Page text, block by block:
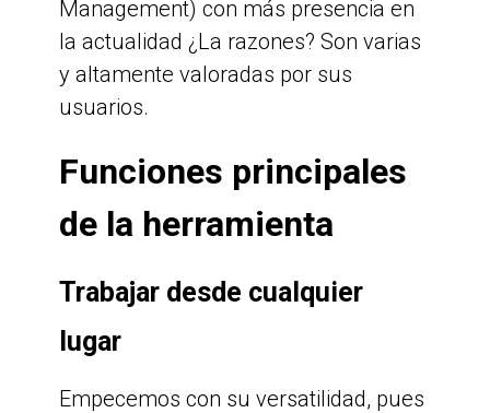
Management) con más presencia en
la actualidad ¿La razones? Son varias
y altamente valoradas por sus
usuarios.
Funciones principales
de la herramienta
Trabajar desde cualquier
lugar
Empecemos con su versatilidad, pues